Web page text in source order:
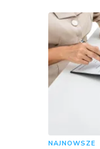
NAJNOWSZE